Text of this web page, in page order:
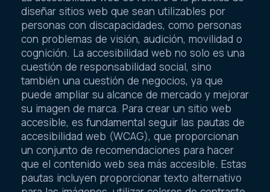
diseñar sitios web que sean utilizables por
personas con discapacidades, como personas
con problemas de visión, audición, movilidad o
cognición. La accesibilidad web no solo es una
cuestión de responsabilidad social, sino
también una cuestión de negocios, ya que
puede ampliar su alcance de mercado y mejorar
su imagen de marca. Para crear un sitio web
accesible, es fundamental seguir las pautas de
accesibilidad web (WCAG), que proporcionan
un conjunto de recomendaciones para hacer
que el contenido web sea más accesible. Estas
pautas incluyen proporcionar texto alternativo